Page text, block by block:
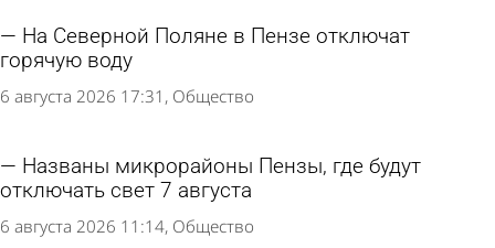
На Северной Поляне в Пензе отключат
горячую воду
6 августа 2026 17:31 Общество
Названы микрорайоны Пензы, где будут
отключать свет 7 августа
6 августа 2026 11:14 Общество